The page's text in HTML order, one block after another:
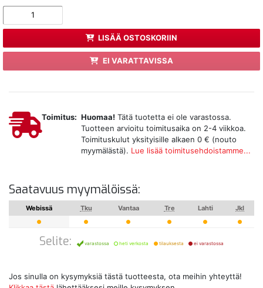
LISÄÄ OSTOSKORIIN
EI VARATTAVISSA
Toimitus: Huomaa! Tätä tuotetta ei ole varastossa.
Tuotteen arvioitu toimitusaika on 2-4 viikkoa.
Toimituskulut yksityisille alkaen 0 € (nouto
myymälästä). Lue lisää toimitusehdoistamme...
Saatavuus myymälöissä:
Webissä Tku Vantaa Tre Lahti Jkl
Selite: varastossa heti verkosta tilauksesta ei varastossa
Jos sinulla on kysymyksiä tästä tuotteesta, ota meihin yhteyttä!